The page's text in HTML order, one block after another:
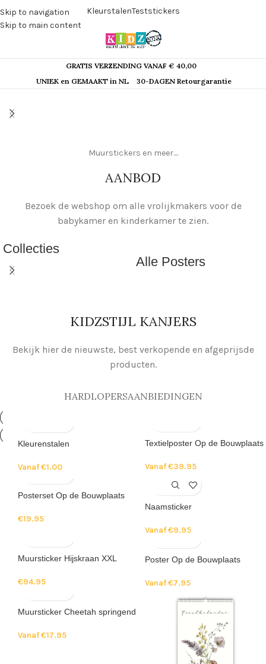
Skip to navigation
Skip to main content
KleurstalenTeststickers
GRATIS VERZENDING VANAF € 40,00
UNIEK en GEMAAKT in NL
30-DAGEN Retourgarantie
Muurstickers en meer....
AANBOD
Bezoek de webshop om alle vrolijkmakers voor de
babykamer en kinderkamer te zien.
Collecties
Alle Posters
KIDZSTIJL KANJERS
Bekijk hier de nieuwste, best verkopende en afgeprijsde
producten.
HARDLOPERSAANBIEDINGEN
Kleurenstalen
Vanaf€1.00
Textielposter Op de Bouwplaats
Vanaf€39.95
Posterset Op de Bouwplaats
€19.95
Naamsticker
Vanaf€9.95
Muursticker Hijskraan XXL
€94.95
Poster Op de Bouwplaats
Vanaf€7.95
Muursticker Cheetah springend
Vanaf€17.95